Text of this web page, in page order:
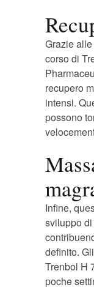
Grazie
corso di
recupero
intensi.
possono
Infine,
sviluppo
definito.
Trenbol H
poche